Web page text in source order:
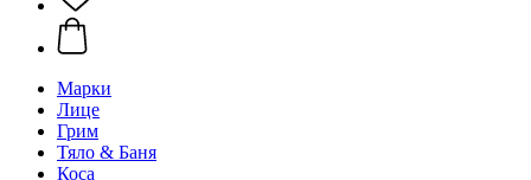
Марки
Лице
Грим
Тяло & Баня
Коса